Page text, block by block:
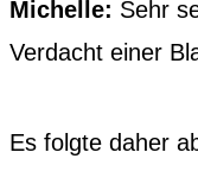
Michelle: Sehr
Verdacht einer
Es folgte daher